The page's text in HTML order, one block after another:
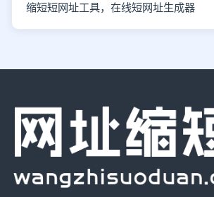
缩短短网址工具，在线短网址生成器